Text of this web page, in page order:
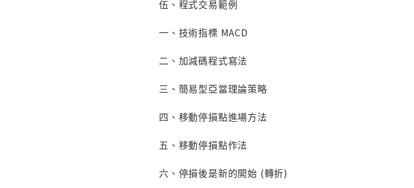
伍、程式交易範例
一、技術指標 MACD
二、加減碼程式寫法
三、簡易型亞當理論策略
四、移動停損點進場方法
五、移動停損點作法
六、停損後是新的開始 (轉折)